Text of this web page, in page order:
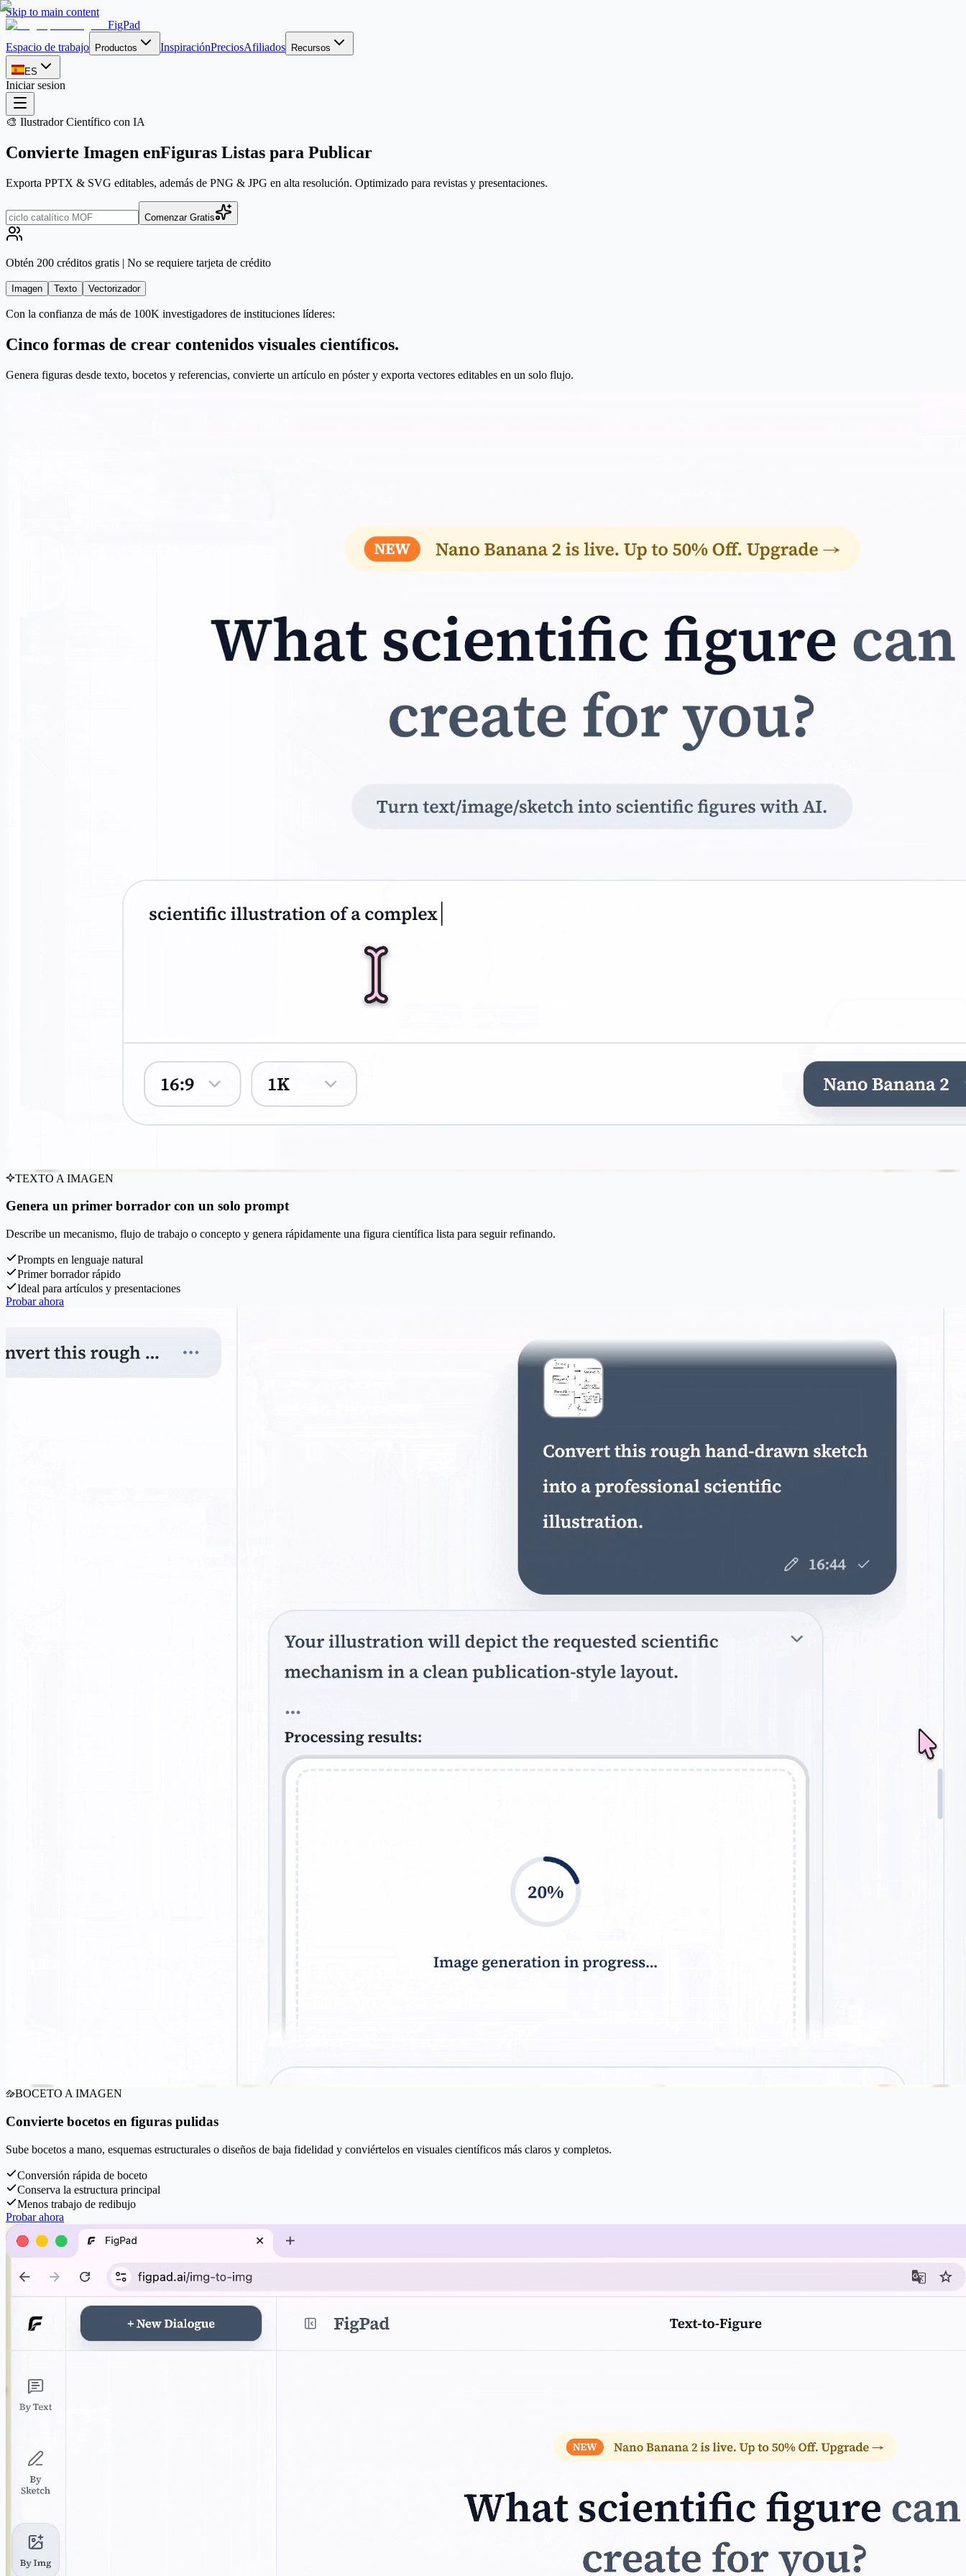
Skip to main content
FigPad
Espacio de trabajo
Productos InspiraciónPreciosAfiliados Recursos
ES
Iniciar sesion
🎨 Ilustrador Científico con IA
Convierte Imagen enFiguras Listas para Publicar
Exporta PPTX & SVG editables, además de PNG & JPG en alta resolución. Optimizado para revistas y presentaciones.
Comenzar Gratis
Obtén 200 créditos gratis | No se requiere tarjeta de crédito
Imagen Texto Vectorizador
Con la confianza de más de 100K investigadores de instituciones líderes:
Cinco formas de crear contenidos visuales científicos.
Genera figuras desde texto, bocetos y referencias, convierte un artículo en póster y exporta vectores editables en un solo flujo.
TEXTO A IMAGEN
Genera un primer borrador con un solo prompt
Describe un mecanismo, flujo de trabajo o concepto y genera rápidamente una figura científica lista para seguir refinando.
Prompts en lenguaje natural
Primer borrador rápido
Ideal para artículos y presentaciones
Probar ahora
BOCETO A IMAGEN
Convierte bocetos en figuras pulidas
Sube bocetos a mano, esquemas estructurales o diseños de baja fidelidad y conviértelos en visuales científicos más claros y completos.
Conversión rápida de boceto
Conserva la estructura principal
Menos trabajo de redibujo
Probar ahora